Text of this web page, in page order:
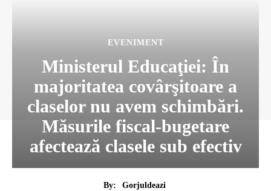
EVENIMENT
Ministerul Educaţiei: În
majoritatea covârşitoare a
claselor nu avem schimbări.
Măsurile fiscal-bugetare
afectează clasele sub efectiv
By:
Gorjuldeazi